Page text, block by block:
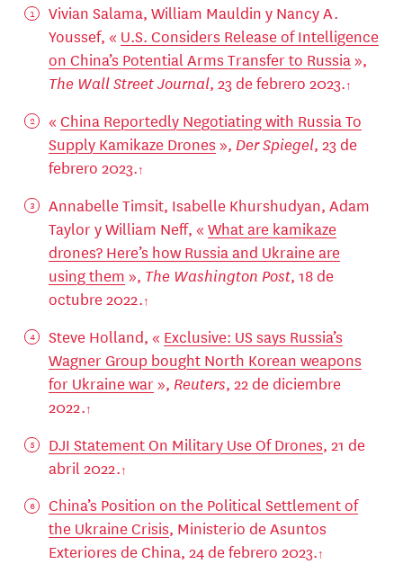
Vivian Salama, William Mauldin y Nancy A.
Youssef, « U.S. Considers Release of Intelligence
on China’s Potential Arms Transfer to Russia»,
The Wall Street Journal, 23 de febrero 2023.
« China Reportedly Negotiating with Russia To
Supply Kamikaze Drones », Der Spiegel, 23 de
febrero 2023.
Annabelle Timsit, Isabelle Khurshudyan, Adam
Taylor y William Neff, « What are kamikaze
drones? Here’s how Russia and Ukraine are
using them », The Washington Post, 18 de
octubre 2022.
Steve Holland, « Exclusive: US says Russia’s
Wagner Group bought North Korean weapons
for Ukraine war », Reuters, 22 de diciembre
2022.
DJI Statement On Military Use Of Drones, 21 de
abril 2022.
China’s Position on the Political Settlement of
the Ukraine Crisis, Ministerio de Asuntos
Exteriores de China, 24 de febrero 2023.